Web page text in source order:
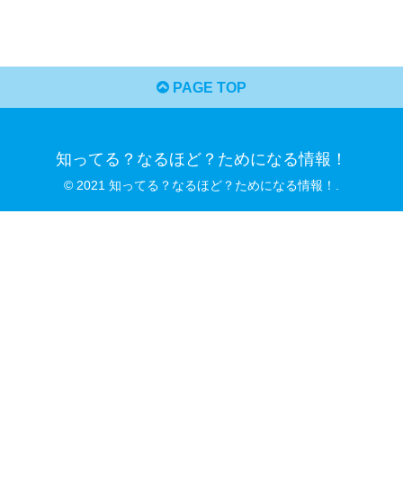
PAGE TOP
知ってる？なるほど？ためになる情報！
© 2021 知ってる？なるほど？ためになる情報！.